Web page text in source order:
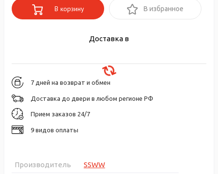
В корзину В избранное
Доставка в
7 дней на возврат и обмен
Доставка до двери в любом регионе РФ
Прием заказов 24/7
9 видов оплаты
Производитель
SSWW